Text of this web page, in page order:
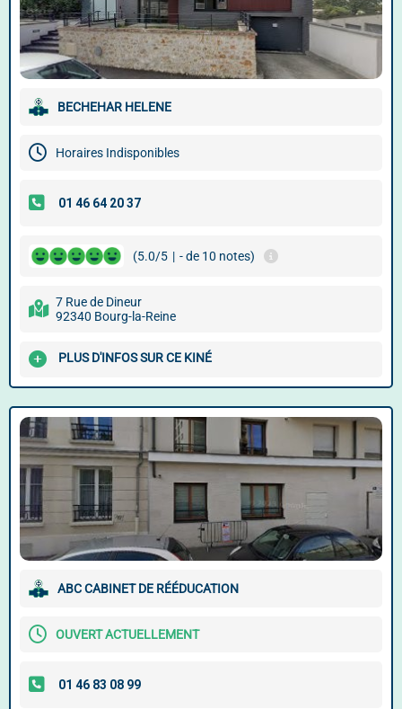
BECHEHAR HELENE
Horaires Indisponibles
(5.0/5 | - de 10 notes)
7 Rue de Dineur
92340 Bourg-la-Reine
PLUS D'INFOS SUR CE KINÉ
ABC CABINET DE RÉÉDUCATION
OUVERT ACTUELLEMENT